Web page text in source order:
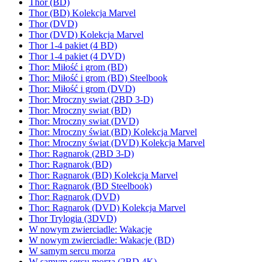
Thor (BD)
Thor (BD) Kolekcja Marvel
Thor (DVD)
Thor (DVD) Kolekcja Marvel
Thor 1-4 pakiet (4 BD)
Thor 1-4 pakiet (4 DVD)
Thor: Miłość i grom (BD)
Thor: Miłość i grom (BD) Steelbook
Thor: Miłość i grom (DVD)
Thor: Mroczny swiat (2BD 3-D)
Thor: Mroczny swiat (BD)
Thor: Mroczny swiat (DVD)
Thor: Mroczny świat (BD) Kolekcja Marvel
Thor: Mroczny świat (DVD) Kolekcja Marvel
Thor: Ragnarok (2BD 3-D)
Thor: Ragnarok (BD)
Thor: Ragnarok (BD) Kolekcja Marvel
Thor: Ragnarok (BD Steelbook)
Thor: Ragnarok (DVD)
Thor: Ragnarok (DVD) Kolekcja Marvel
Thor Trylogia (3DVD)
W nowym zwierciadle: Wakacje
W nowym zwierciadle: Wakacje (BD)
W samym sercu morza